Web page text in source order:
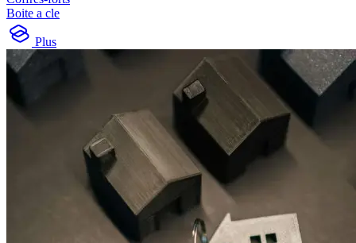
Boite a cle
Plus